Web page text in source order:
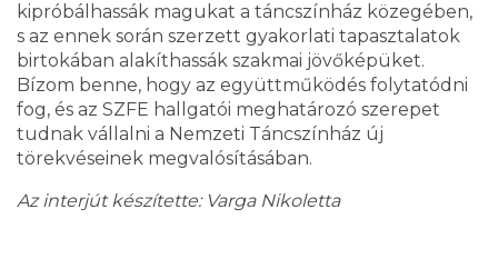
kipróbálhassák magukat a táncszínház közegében,
s az ennek során szerzett gyakorlati tapasztalatok
birtokában alakíthassák szakmai jövőképüket.
Bízom benne, hogy az együttműködés folytatódni
fog, és az SZFE hallgatói meghatározó szerepet
tudnak vállalni a Nemzeti Táncszínház új
törekvéseinek megvalósításában.
Az interjút készítette: Varga Nikoletta